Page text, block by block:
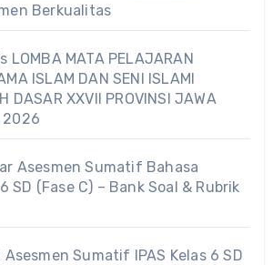
Berkualitas
MATA PELAJARAN
ISLAM DAN SENI ISLAMI
DASAR XXVII PROVINSI JAWA
2026
Asesmen Sumatif Bahasa
SD (Fase C) – Bank Soal & Rubrik
Sumatif IPAS Kelas 6 SD